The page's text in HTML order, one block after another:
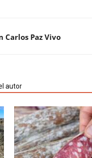
Carlos Paz Vivo
autor